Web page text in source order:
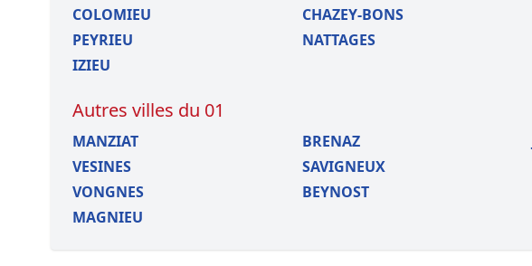
COLOMIEU
CHAZEY-BONS
PEYRIEU
NATTAGES
IZIEU
Autres villes du 01
MANZIAT BRENAZ
VESINES
SAVIGNEUX
VONGNES
BEYNOST
MAGNIEU